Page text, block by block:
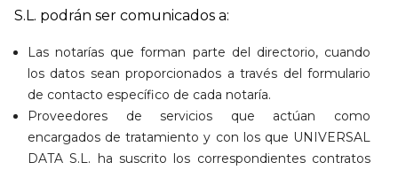
S.L. podrán ser comunicados a:
Las notarías que forman parte del directorio, cuando
los datos sean proporcionados a través del formulario
de contacto específico de cada notaría.
Proveedores de servicios que actúan como
encargados de tratamiento y con los que UNIVERSAL
DATA S.L. ha suscrito los correspondientes contratos